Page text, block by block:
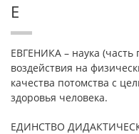
Е
ЕВГЕНИКА – наука
воздействия на
качества потомства с
здоровья человека.
ЕДИНСТВО